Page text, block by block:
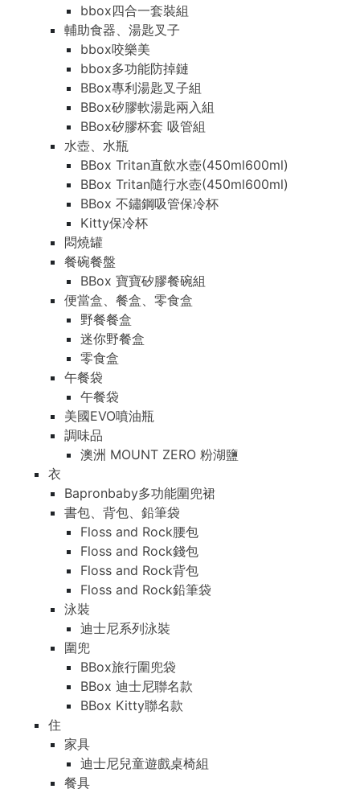
bbox四合一套裝組
輔助食器、湯匙叉子
bbox咬樂美
bbox多功能防掉鏈
BBox專利湯匙叉子組
BBox矽膠軟湯匙兩入組
BBox矽膠杯套 吸管組
水壺、水瓶
BBox Tritan直飲水壺(450ml600ml)
BBox Tritan隨行水壺(450ml600ml)
BBox 不鏽鋼吸管保冷杯
Kitty保冷杯
悶燒罐
餐碗餐盤
BBox 寶寶矽膠餐碗組
便當盒、餐盒、零食盒
野餐餐盒
迷你野餐盒
零食盒
午餐袋
午餐袋
美國EVO噴油瓶
調味品
澳洲 MOUNT ZERO 粉湖鹽
衣
Bapronbaby多功能圍兜裙
書包、背包、鉛筆袋
Floss and Rock腰包
Floss and Rock錢包
Floss and Rock背包
Floss and Rock鉛筆袋
泳裝
迪士尼系列泳裝
圍兜
BBox旅行圍兜袋
BBox 迪士尼聯名款
BBox Kitty聯名款
住
家具
迪士尼兒童遊戲桌椅組
餐具